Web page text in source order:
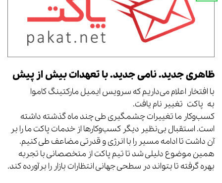
ظاهری جدید. نامی جدید. با تعهدات بیش از پیش
با افتخار اعلام می‌داریم که سرویس ایمیل مارکتینگکاموا
به پاکت تغییر نام یافت.
کسب‌وکار ما تغییرات چشمگیری طی چند ماه گذشته داشته
است. استقبال بی‌نظیر دیگر کسب‌وکارها از خدمات پاکت ما را بر
آن داشت تا ادامه مسیر را با انرژی و قدرتی مضاعف طی کنیم.
همین موضوع دلیلی شد تا تیم پاکت از متخصصانی با تجربه
بهره گرفته تا بتواند در سطحی جهانی انتظارات بازار را برآورده کند.